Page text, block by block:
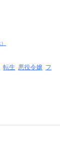
転生 悪役令嬢 フ